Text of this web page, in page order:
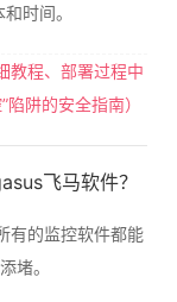
时间。
教程、部署过程中
阱的安全指南）
飞马软件？
有的监控软件都能
堵。